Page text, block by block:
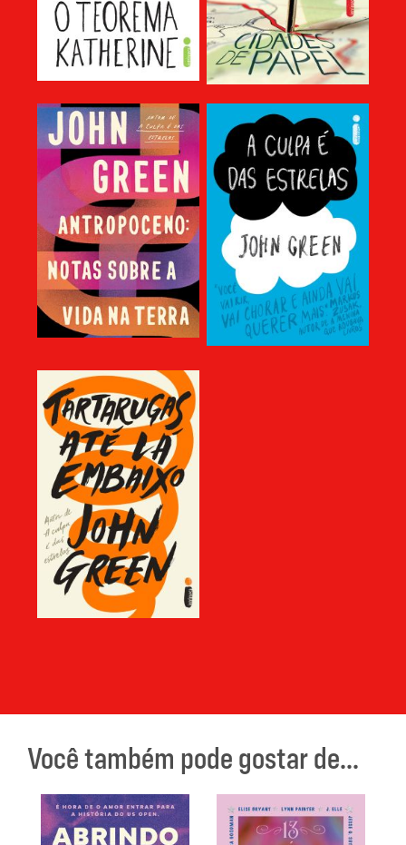
Você também pode gostar de...